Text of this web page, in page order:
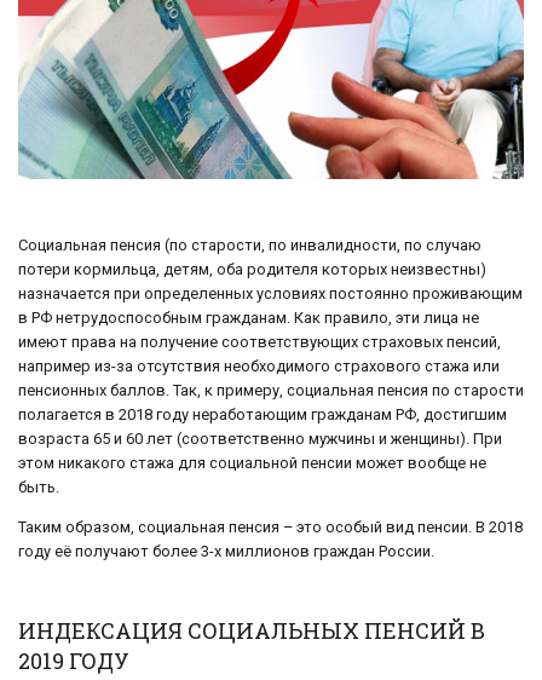
Социальная пенсия (по старости, по инвалидности, по случаю
потери кормильца, детям, оба родителя которых неизвестны)
назначается при определенных условиях постоянно проживающим
в РФ нетрудоспособным гражданам. Как правило, эти лица не
имеют права на получение соответствующих страховых пенсий,
например из-за отсутствия необходимого страхового стажа или
пенсионных баллов. Так, к примеру, социальная пенсия по старости
полагается в 2018 году неработающим гражданам РФ, достигшим
возраста 65 и 60 лет (соответственно мужчины и женщины). При
этом никакого стажа для социальной пенсии может вообще не
быть.
Таким образом, социальная пенсия – это особый вид пенсии. В 2018
году её получают более 3-х миллионов граждан России.
ИНДЕКСАЦИЯ СОЦИАЛЬНЫХ ПЕНСИЙ В
2019 ГОДУ